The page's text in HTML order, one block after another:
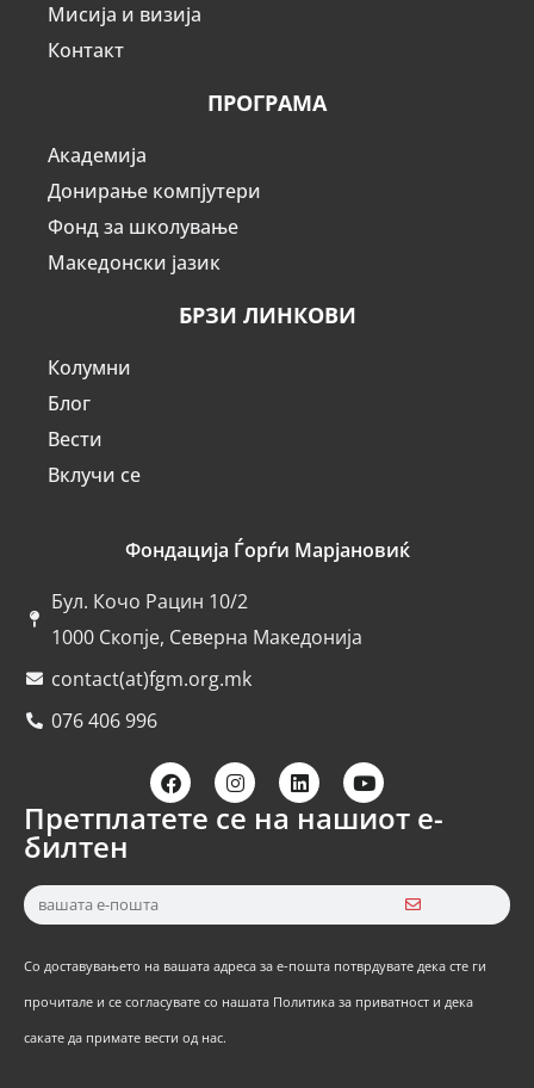
Мисија и визија
Контакт
ПРОГРАМА
Академија
Донирање компјутери
Фонд за школување
Македонски јазик
БРЗИ ЛИНКОВИ
Колумни
Блог
Вести
Вклучи се
Фондација Ѓорѓи Марјановиќ
Бул. Кочо Рацин 10/2
1000 Скопје, Северна Македонија
contact(at)fgm.org.mk
076 406 996
Претплатете се на нашиот е-
билтен
Со доставувањето на вашата адреса за е-пошта потврдувате дека сте ги
прочитале и се согласувате со нашата Политика за приватност и дека
сакате да примате вести од нас.